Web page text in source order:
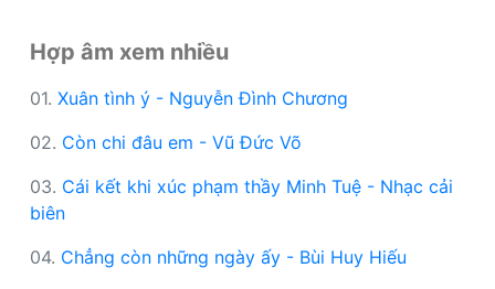
Hợp âm xem nhiều
01. Xuân tình ý - Nguyễn Đình Chương
02. Còn chi đâu em - Vũ Đức Võ
03. Cái kết khi xúc phạm thầy Minh Tuệ - Nhạc cải
biên
04. Chẳng còn những ngày ấy - Bùi Huy Hiếu